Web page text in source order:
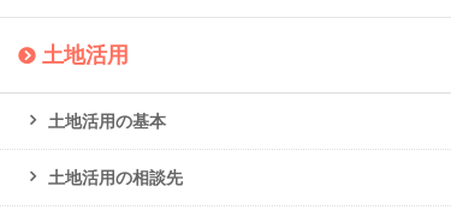
土地活用
土地活用の基本
土地活用の相談先